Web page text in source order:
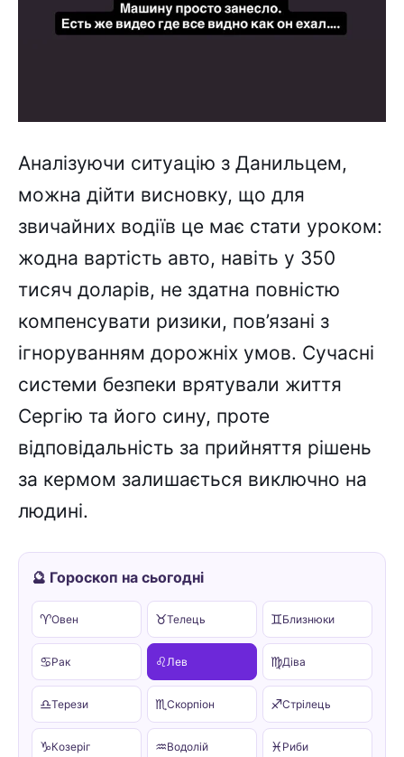
Аналізуючи ситуацію з Данильцем,
можна дійти висновку, що для
звичайних водіїв це має стати уроком:
жодна вартість авто, навіть у 350
тисяч доларів, не здатна повністю
компенсувати ризики, пов’язані з
ігноруванням дорожніх умов. Сучасні
системи безпеки врятували життя
Сергію та його сину, проте
відповідальність за прийняття рішень
за кермом залишається виключно на
людині.
🔮 Гороскоп на сьогодні
♈Овен ♉Телець ♊Близнюки
♋Рак ♌ Лев ♍Діва
♎Терези ♏Скорпіон ♐Стрілець
♑Козеріг ♒Водолій ♓ Риби